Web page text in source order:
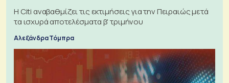
Η Citi αναβαθμίζει τις εκτιμήσεις για την Πειραιώς μετά
τα ισχυρά αποτελέσματα β' τριμήνου
Αλεξάνδρα Τόμπρα